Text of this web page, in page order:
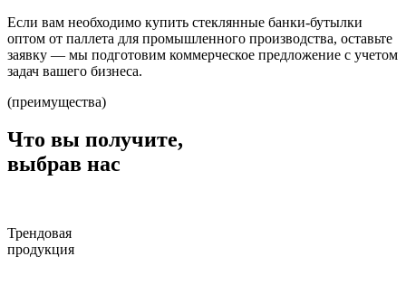
Если вам необходимо купить стеклянные банки-бутылки
оптом от паллета для промышленного производства, оставьте
заявку — мы подготовим коммерческое предложение с учетом
задач вашего бизнеса.
(преимущества)
Что вы получите,
выбрав нас
Трендовая
продукция